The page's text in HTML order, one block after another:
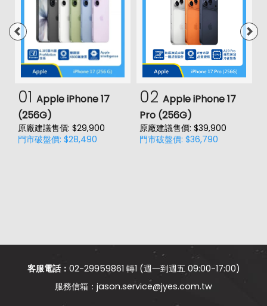
01 Apple iPhone 17
(256G)
原廠建議售價: $29,900
門市破盤價: $28,490
02 Apple iPhone 17
Pro (256G)
原廠建議售價: $39,900
門市破盤價: $36,790
客服電話： 02-29959861 轉1 (週一到週五 09:00-17:00)
jason.service@jyes.com.tw